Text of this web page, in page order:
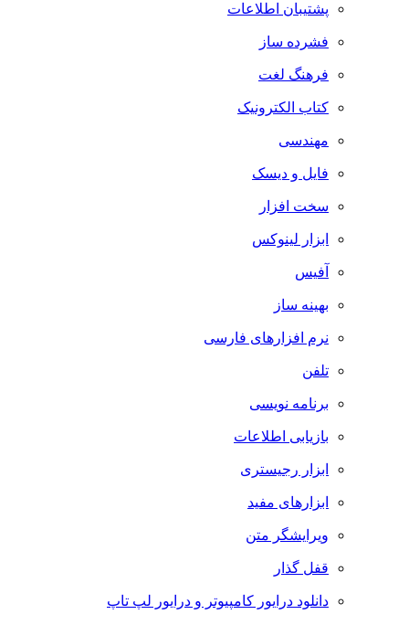
پشتیبان اطلاعات
فشرده ساز
فرهنگ لغت
کتاب الکترونیک
مهندسی
فایل و دیسک
سخت افزار
ابزار لینوکس
آفیس
بهینه ساز
نرم افزارهای فارسی
تلفن
برنامه نویسی
بازیابی اطلاعات
ابزار رجیستری
ابزارهای مفید
ویرایشگر متن
قفل گذار
دانلود درایور کامپیوتر و درایور لپ تاپ